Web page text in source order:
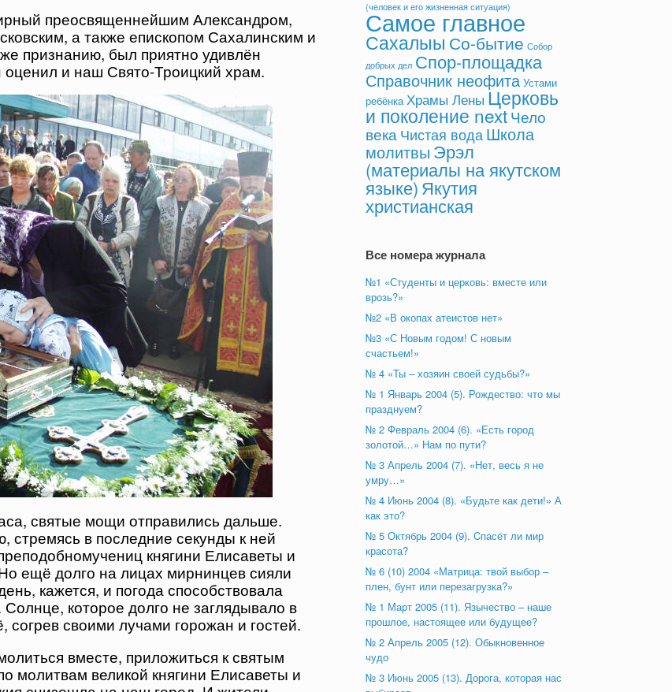
преосвященнейшим Александром,
а также епископом Сахалинским и
признанию, был приятно удивлён
оценил и наш Свято-Троицкий храм.
святые мощи отправились дальше.
стремясь в последние секунды к ней
княгини Елисаветы и
ещё долго на лицах мирнинцев сияли
кажется, и погода способствовала
которое долго не заглядывало в
своими лучами горожан и гостей.
вместе, приложиться к святым
молитвам великой княгини Елисаветы и
(человек и его жизненная ситуация)
Самое главное
Сахалыы Со-бытие Собор
добрых дел Спор-площадка
Справочник неофита Устами
ребёнка Храмы Лены Церковь
и поколение nextЧело
векаЧистая вода Школа
молитвы Эрэл
(материалы на якутском
языке)Якутия
христианская
Все номера журнала
№1 «Студенты и церковь: вместе или
врозь?»
№2 «В окопах атеистов нет»
№3 «С Новым годом! С новым
счастьем!»
№ 4 «Ты – хозяин своей судьбы?»
№ 1 Январь 2004 (5). Рождество: что мы
празднуем?
№ 2 Февраль 2004 (6). «Есть город
золотой…» Нам по пути?
№ 3 Апрель 2004 (7). «Нет, весь я не
умру…»
№ 4 Июнь 2004 (8). «Будьте как дети!» А
как это?
№ 5 Октябрь 2004 (9). Cпасёт ли мир
красота?
№ 6 (10) 2004 «Матрица: твой выбор –
плен, бунт или перезагрузка?»
№ 1 Март 2005 (11). Язычество – наше
прошлое, настоящее или будущее?
№ 2 Апрель 2005 (12). Обыкновенное
чудо
№ 3 Июнь 2005 (13). Дорога, которая нас